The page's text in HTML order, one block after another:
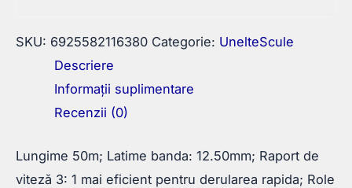
SKU: 6925582116380 Categorie: UnelteScule
Descriere
Informații suplimentare
Recenzii (0)
Lungime 50m; Latime banda: 12.50mm; Raport de
viteză 3: 1 mai eficient pentru derularea rapida; Role